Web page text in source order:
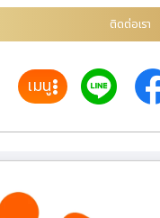
ติดต่อเรา
เมนู